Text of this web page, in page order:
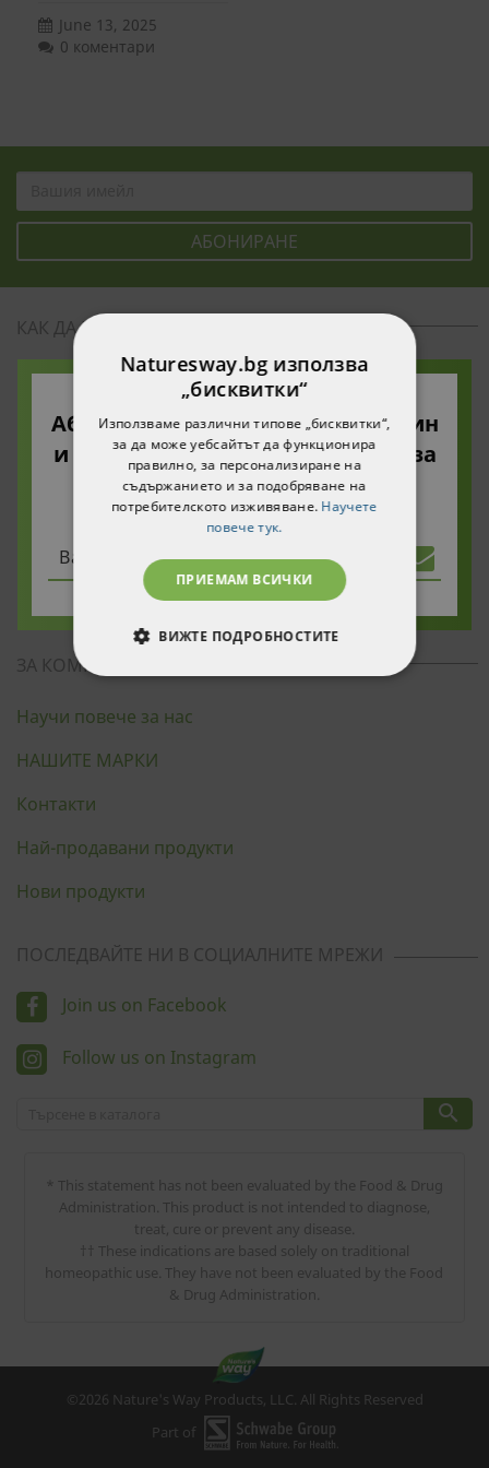
June 13, 2025
0 коментари
Абонирайте се за нашия бюлетин
и ще получите 10% намаление за
вашата първа поръчка!
КАК ДА НАПРАВЯ ПОКУПКА
Политика за поверителност
Общи условия за пазаруване
Често задавани въпроси
Политика за бисквитките
Моят профил
ЗА КОМПАНИЯТА
Научи повече за нас
НАШИТЕ МАРКИ
Контакти
Най-продавани продукти
Нови продукти
ПОСЛЕДВАЙТЕ НИ В СОЦИАЛНИТЕ МРЕЖИ
Join us on Facebook
Follow us on Instagram

* This statement has not been evaluated by the Food & Drug
Administration. This product is not intended to diagnose,
treat, cure or prevent any disease.
†† These indications are based solely on traditional
homeopathic use. They have not been evaluated by the Food
& Drug Administration.
©2026 Nature's Way Products, LLC. All Rights Reserved
Part of
Naturesway.bg използва
„бисквитки“
Използваме различни типове „бисквитки“,
за да може уебсайтът да функционира
правилно, за персонализиране на
съдържанието и за подобряване на
потребителското изживяване. Научете
повече тук.
ПРИЕМАМ ВСИЧКИ
ВИЖТЕ ПОДРОБНОСТИТЕ